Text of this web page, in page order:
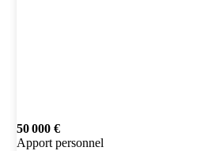
50 000 €
Apport personnel